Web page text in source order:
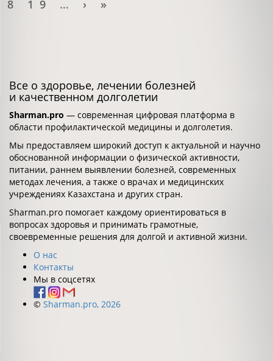
19 … › »
Все о здоровье, лечении болезней
и качественном долголетии
Sharman.pro — современная цифровая платформа в
области профилактической медицины и долголетия.
Мы предоставляем широкий доступ к актуальной и научно
обоснованной информации о физической активности,
питании, раннем выявлении болезней, современных
методах лечения, а также о врачах и медицинских
учреждениях Казахстана и других стран.
Sharman.pro помогает каждому ориентироваться в
вопросах здоровья и принимать грамотные,
своевременные решения для долгой и активной жизни.
О нас
Контакты
Мы в соцсетях
© Sharman.pro, 2026